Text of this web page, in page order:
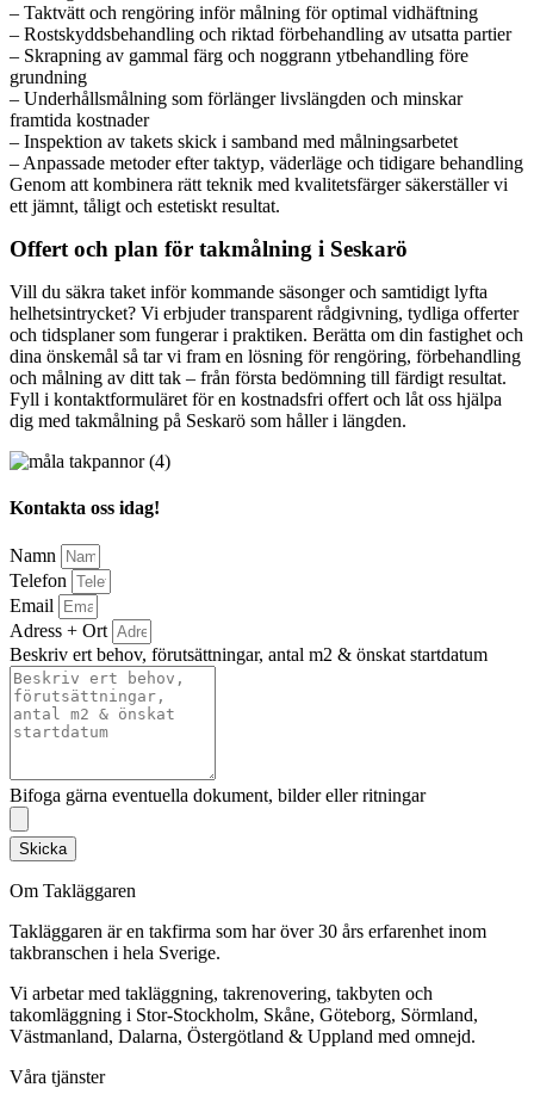
– Taktvätt och rengöring inför målning för optimal vidhäftning
– Rostskyddsbehandling och riktad förbehandling av utsatta partier
– Skrapning av gammal färg och noggrann ytbehandling före
grundning
– Underhållsmålning som förlänger livslängden och minskar
framtida kostnader
– Inspektion av takets skick i samband med målningsarbetet
– Anpassade metoder efter taktyp, väderläge och tidigare behandling
Genom att kombinera rätt teknik med kvalitetsfärger säkerställer vi
ett jämnt, tåligt och estetiskt resultat.
Offert och plan för takmålning i Seskarö
Vill du säkra taket inför kommande säsonger och samtidigt lyfta
helhetsintrycket? Vi erbjuder transparent rådgivning, tydliga offerter
och tidsplaner som fungerar i praktiken. Berätta om din fastighet och
dina önskemål så tar vi fram en lösning för rengöring, förbehandling
och målning av ditt tak – från första bedömning till färdigt resultat.
Fyll i kontaktformuläret för en kostnadsfri offert och låt oss hjälpa
dig med takmålning på Seskarö som håller i längden.
Kontakta oss idag!
Namn
Telefon
Email
Adress + Ort
Beskriv ert behov, förutsättningar, antal m2 & önskat startdatum
Bifoga gärna eventuella dokument, bilder eller ritningar
Skicka
Om Takläggaren
Takläggaren är en takfirma som har över 30 års erfarenhet inom
takbranschen i hela Sverige.
Vi arbetar med takläggning, takrenovering, takbyten och
takomläggning i Stor-Stockholm, Skåne, Göteborg, Sörmland,
Västmanland, Dalarna, Östergötland & Uppland med omnejd.
Våra tjänster